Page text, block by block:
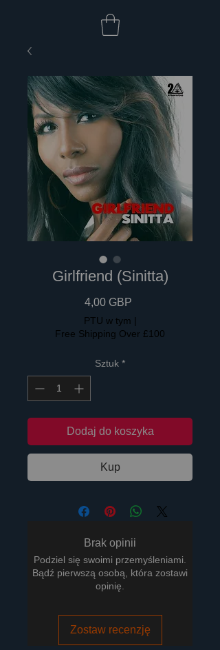
Girlfriend (Sinitta)
4,00 GBP
PTU w tym |
Free Shipping Over £100
Sztuk *
Dodaj do koszyka
Kup
Brak opinii
Podziel się swoimi przemyśleniami.
Bądź pierwszą osobą, która zostawi
opinię.
Zostaw recenzję